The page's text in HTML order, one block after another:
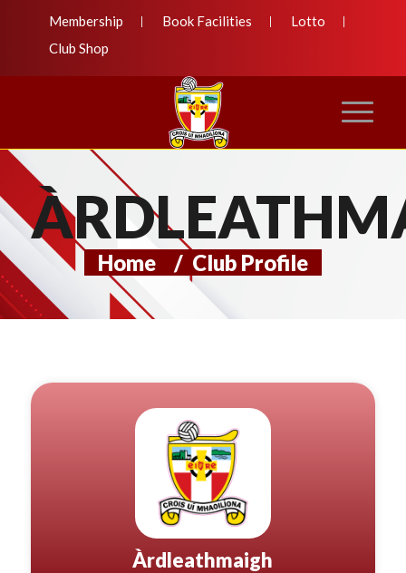
Membership Book Facilities
Lotto
Club Shop
Home / Club Profile
Àrdleathmaigh